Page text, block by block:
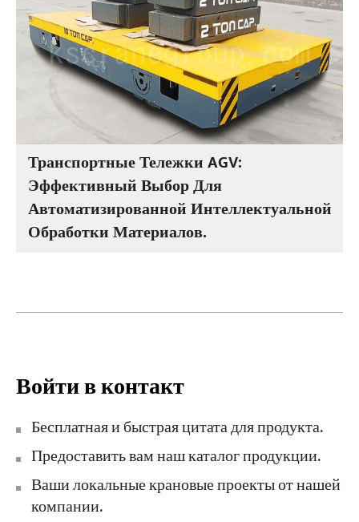
Транспортные Тележки AGV:
Эффективный Выбор Для
Автоматизированной Интеллектуальной
Обработки Материалов.
Войти в контакт
Бесплатная и быстрая цитата для продукта.
Предоставить вам наш каталог продукции.
Ваши локальные крановые проекты от нашей
компании.